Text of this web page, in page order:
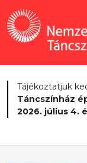
Tájékoztatjuk
Táncszínház
2026. július 4.